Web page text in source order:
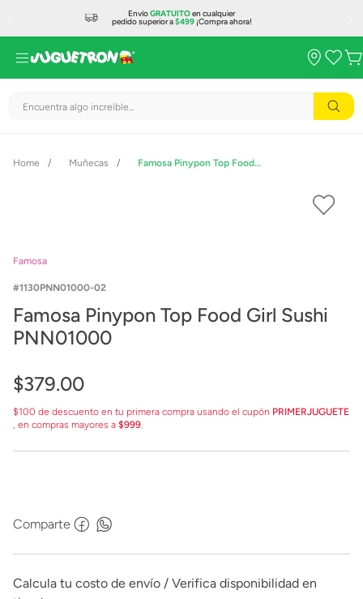
EnvíoGRATUITOen cualquier
pedido superior a$499¡Compra ahora!
Encuentra algo increíble...
Muñecas Famosa Pinypon Top Food Girl Sushi PNN01000
Famosa
1130PNN01000-02
Famosa Pinypon Top Food Girl Sushi
PNN01000
$379.00
$100 de descuento en tu primera compra usando el cupón PRIMERJUGUETE
, en compras mayores a $999.
Comparte